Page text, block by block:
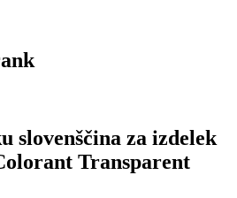
slovenščina za izdelek
Transparent